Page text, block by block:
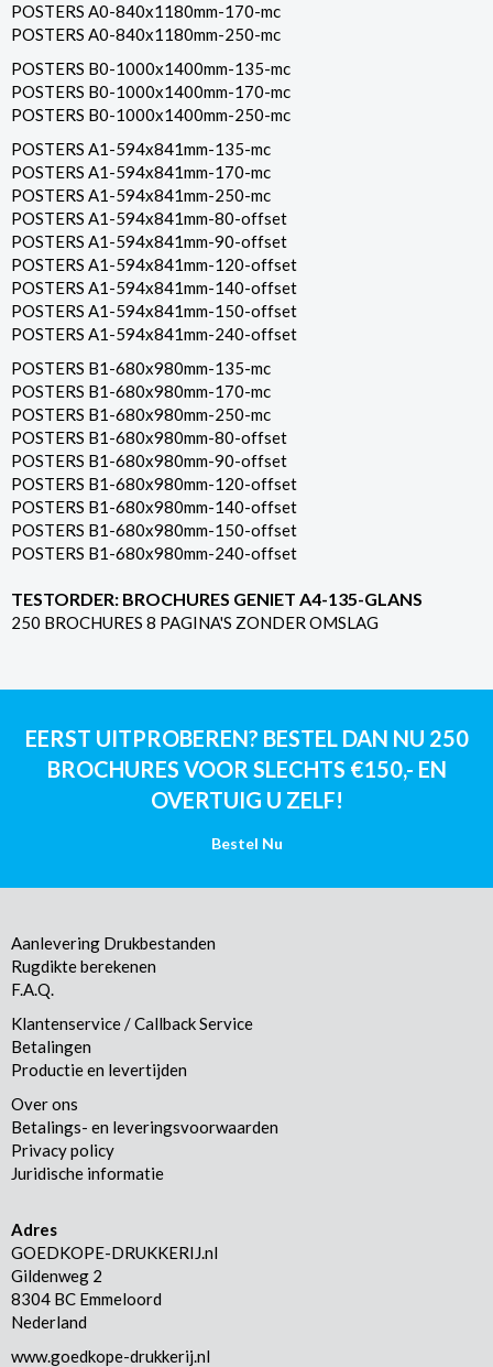
POSTERS A0-840x1180mm-170-mc
POSTERS A0-840x1180mm-250-mc
POSTERS B0-1000x1400mm-135-mc
POSTERS B0-1000x1400mm-170-mc
POSTERS B0-1000x1400mm-250-mc
POSTERS A1-594x841mm-135-mc
POSTERS A1-594x841mm-170-mc
POSTERS A1-594x841mm-250-mc
POSTERS A1-594x841mm-80-offset
POSTERS A1-594x841mm-90-offset
POSTERS A1-594x841mm-120-offset
POSTERS A1-594x841mm-140-offset
POSTERS A1-594x841mm-150-offset
POSTERS A1-594x841mm-240-offset
POSTERS B1-680x980mm-135-mc
POSTERS B1-680x980mm-170-mc
POSTERS B1-680x980mm-250-mc
POSTERS B1-680x980mm-80-offset
POSTERS B1-680x980mm-90-offset
POSTERS B1-680x980mm-120-offset
POSTERS B1-680x980mm-140-offset
POSTERS B1-680x980mm-150-offset
POSTERS B1-680x980mm-240-offset
TESTORDER: BROCHURES GENIET A4-135-GLANS
250 BROCHURES 8 PAGINA'S ZONDER OMSLAG
EERST UITPROBEREN? BESTEL DAN NU 250
BROCHURES VOOR SLECHTS €150,- EN
OVERTUIG U ZELF!
Bestel Nu
Aanlevering Drukbestanden
Rugdikte berekenen
F.A.Q.
Klantenservice / Callback Service
Betalingen
Productie en levertijden
Over ons
Betalings- en leveringsvoorwaarden
Privacy policy
Juridische informatie
Adres
GOEDKOPE-DRUKKERIJ.nl
Gildenweg 2
8304 BC Emmeloord
Nederland
www.goedkope-drukkerij.nl